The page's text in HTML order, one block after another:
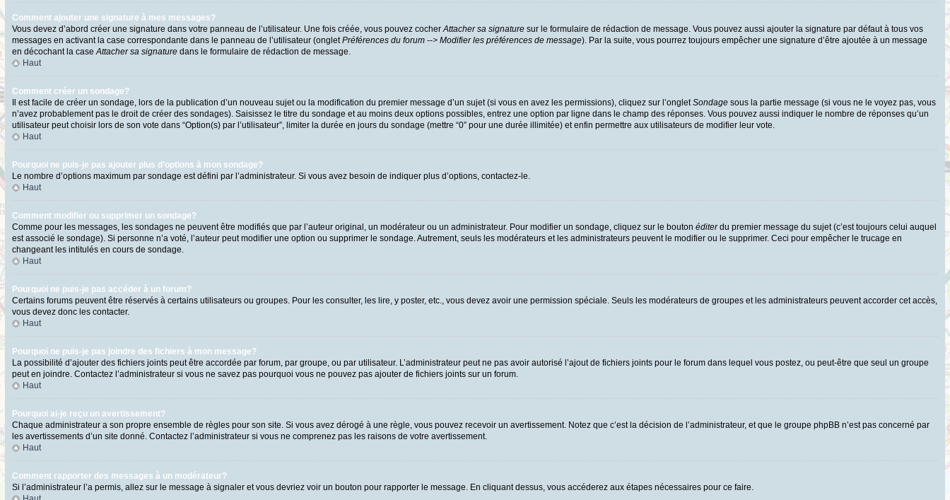
Comment ajouter une signature à mes messages?
Vous devez d’abord créer une signature dans votre panneau de l’utilisateur. Une fois créée, vous pouvez cocher Attacher sa signature sur le formulaire de rédaction de message. Vous pouvez aussi ajouter la signature par défaut à tous vos
messages en activant la case correspondante dans le panneau de l’utilisateur (ongletPréférences du forum --> Modifier les préférences de message). Par la suite, vous pourrez toujours empêcher une signature d’être ajoutée à un message
en décochant la case Attacher sa signature dans le formulaire de rédaction de message.
Haut
Comment créer un sondage?
Il est facile de créer un sondage, lors de la publication d’un nouveau sujet ou la modification du premier message d’un sujet (si vous en avez les permissions), cliquez sur l’ongletSondage sous la partie message (si vous ne le voyez pas, vous
n’avez probablement pas le droit de créer des sondages). Saisissez le titre du sondage et au moins deux options possibles, entrez une option par ligne dans le champ des réponses. Vous pouvez aussi indiquer le nombre de réponses qu’un
utilisateur peut choisir lors de son vote dans “Option(s) par l’utilisateur”, limiter la durée en jours du sondage (mettre “0” pour une durée illimitée) et enfin permettre aux utilisateurs de modifier leur vote.
Haut
Pourquoi ne puis-je pas ajouter plus d’options à mon sondage?
Le nombre d’options maximum par sondage est défini par l’administrateur. Si vous avez besoin de indiquer plus d’options, contactez-le.
Haut
Comment modifier ou supprimer un sondage?
Comme pour les messages, les sondages ne peuvent être modifiés que par l’auteur original, un modérateur ou un administrateur. Pour modifier un sondage, cliquez sur le bouton éditerdu premier message du sujet (c’est toujours celui auquel
est associé le sondage). Si personne n’a voté, l’auteur peut modifier une option ou supprimer le sondage. Autrement, seuls les modérateurs et les administrateurs peuvent le modifier ou le supprimer. Ceci pour empêcher le trucage en
changeant les intitulés en cours de sondage.
Haut
Pourquoi ne puis-je pas accéder à un forum?
Certains forums peuvent être réservés à certains utilisateurs ou groupes. Pour les consulter, les lire, y poster, etc., vous devez avoir une permission spéciale. Seuls les modérateurs de groupes et les administrateurs peuvent accorder cet accès,
vous devez donc les contacter.
Haut
Pourquoi ne puis-je pas joindre des fichiers à mon message?
La possibilité d’ajouter des fichiers joints peut être accordée par forum, par groupe, ou par utilisateur. L’administrateur peut ne pas avoir autorisé l’ajout de fichiers joints pour le forum dans lequel vous postez, ou peut-être que seul un groupe
peut en joindre. Contactez l’administrateur si vous ne savez pas pourquoi vous ne pouvez pas ajouter de fichiers joints sur un forum.
Haut
Pourquoi ai-je reçu un avertissement?
Chaque administrateur a son propre ensemble de règles pour son site. Si vous avez dérogé à une règle, vous pouvez recevoir un avertissement. Notez que c’est la décision de l’administrateur, et que le groupe phpBB n’est pas concerné par
les avertissements d’un site donné. Contactez l’administrateur si vous ne comprenez pas les raisons de votre avertissement.
Haut
Comment rapporter des messages à un modérateur?
Si l’administrateur l’a permis, allez sur le message à signaler et vous devriez voir un bouton pour rapporter le message. En cliquant dessus, vous accéderez aux étapes nécessaires pour ce faire.